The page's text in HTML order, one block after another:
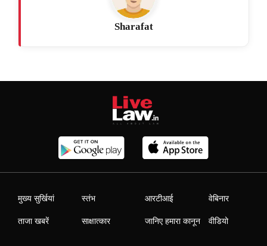
Sharafat
मुख्य सुर्खियां
ताजा खबरें
स्तंभ
साक्षात्कार
आरटीआई
जानिए हमारा कानून
वेबिनार
वीडियो